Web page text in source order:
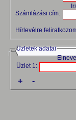
Számlázási cím:
Hírlevélre
Üzletek adatai
Üzlet 1:
+ -